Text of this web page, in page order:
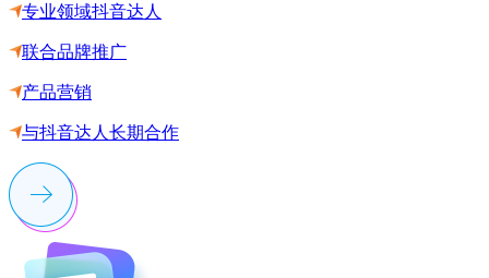
专业领域抖音达人
联合品牌推广
产品营销
与抖音达人长期合作